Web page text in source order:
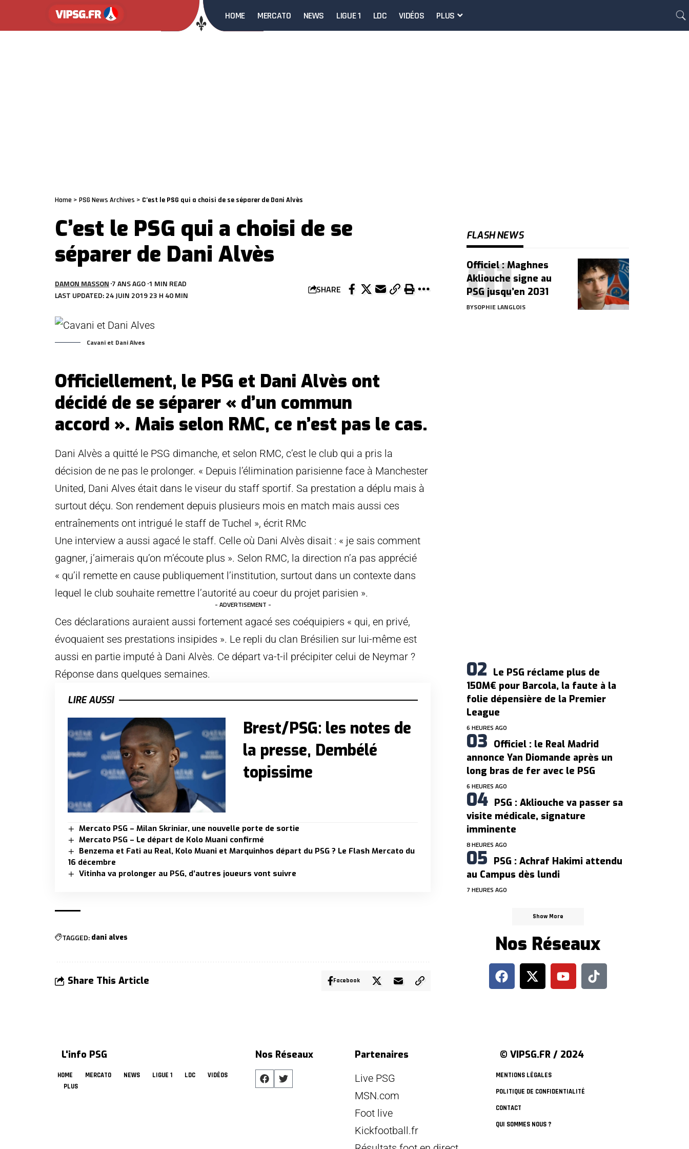
HOME MERCATO NEWS LIGUE 1 LDC VIDÉOS PLUS
Home > PSG News Archives > C’est le PSG qui a choisi de se séparer de Dani Alvès
C’est le PSG qui a choisi de se
séparer de Dani Alvès
LAST UPDATED: 24 JUIN 2019 23 H 40 MIN
DAMON MASSON 7 ANS AGO 1 MIN READ SHARE
Cavani et Dani Alves
Officiellement, le PSG et Dani Alvès ont
décidé de se séparer « d’un commun
accord ». Mais selon RMC, ce n’est pas le cas.
Dani Alvès a quitté le PSG dimanche, et selon RMC, c’est le club qui a pris la
décision de ne pas le prolonger. « Depuis l’élimination parisienne face à Manchester
United, Dani Alves était dans le viseur du staff sportif. Sa prestation a déplu mais à
surtout déçu. Son rendement depuis plusieurs mois en match mais aussi ces
entraînements ont intrigué le staff de Tuchel », écrit RMc
Une interview a aussi agacé le staff. Celle où Dani Alvès disait : « je sais comment
gagner, j’aimerais qu’on m’écoute plus ». Selon RMC, la direction n’a pas apprécié
« qu’il remette en cause publiquement l’institution, surtout dans un contexte dans
lequel le club souhaite remettre l’autorité au coeur du projet parisien ».
- ADVERTISEMENT -
Ces déclarations auraient aussi fortement agacé ses coéquipiers « qui, en privé,
évoquaient ses prestations insipides ». Le repli du clan Brésilien sur lui-même est
aussi en partie imputé à Dani Alvès. Ce départ va-t-il précipiter celui de Neymar ?
Réponse dans quelques semaines.
LIRE AUSSI
Brest/PSG: les notes de
la presse, Dembélé
topissime
Mercato PSG – Milan Skriniar, une nouvelle porte de sortie
Mercato PSG – Le départ de Kolo Muani confirmé
Benzema et Fati au Real, Kolo Muani et Marquinhos départ du PSG ? Le Flash Mercato du
16 décembre
Vitinha va prolonger au PSG, d’autres joueurs vont suivre
TAGGED: dani alves
Share This Article Facebook
FLASH NEWS
Officiel : Maghnes
Akliouche signe au
PSG jusqu’en 2031
BYSOPHIE LANGLOIS
Le PSG réclame plus de
150M€ pour Barcola, la faute à la
folie dépensière de la Premier
League
6 HEURES AGO
Officiel : le Real Madrid
annonce Yan Diomande après un
long bras de fer avec le PSG
6 HEURES AGO
PSG : Akliouche va passer sa
visite médicale, signature
imminente
8 HEURES AGO
PSG : Achraf Hakimi attendu
au Campus dès lundi
7 HEURES AGO
Show More
Nos Réseaux
L'info PSG
HOME MERCATO NEWS LIGUE 1 LDC
VIDÉOS
PLUS
Nos Réseaux
Partenaires
Live PSG
MSN.com
Foot live
Kickfootball.fr
© VIPSG.FR / 2024
MENTIONS LÉGALES
POLITIQUE DE CONFIDENTIALITÉ
CONTACT
QUI SOMMES NOUS ?